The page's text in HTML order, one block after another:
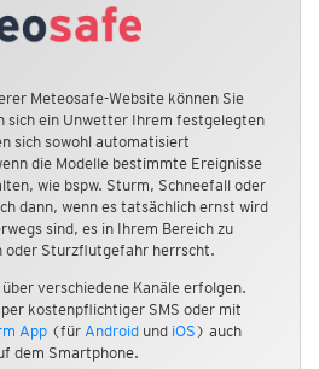
Meteosafe-Website können Sie
sich ein Unwetter Ihrem festgelegten
sich sowohl automatisiert
die Modelle bestimmte Ereignisse
wie bspw. Sturm, Schneefall oder
dann, wenn es tatsächlich ernst wird
sind, es in Ihrem Bereich zu
oder Sturzflutgefahr herrscht.
verschiedene Kanäle erfolgen.
kostenpflichtiger SMS oder mit
App (für Android und iOS ) auch
dem Smartphone.